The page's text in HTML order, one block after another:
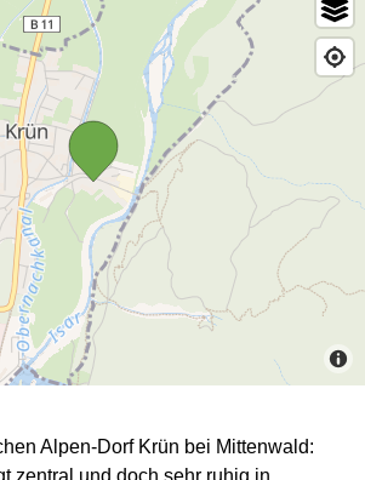
Alpen-Dorf Krün bei Mittenwald:
zentral und doch sehr ruhig in